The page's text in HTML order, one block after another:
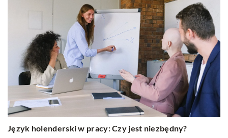
Język holenderski w pracy: Czy jest niezbędny?